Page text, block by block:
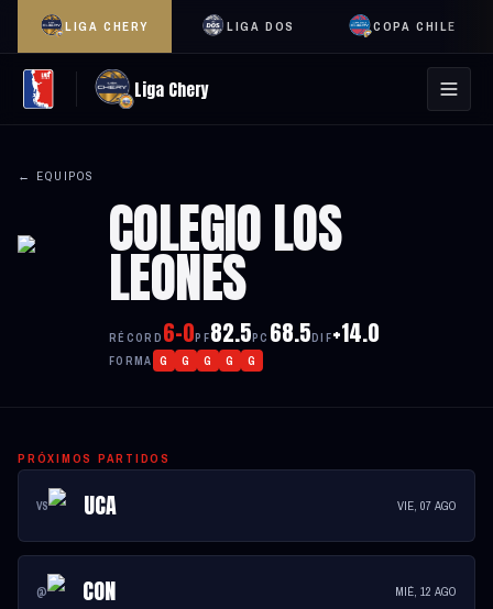
LIGA CHERY LIGA DOS COPA CHILE
Liga Chery
← EQUIPOS
COLEGIO LOS
LEONES
RÉCORD 6-0PF82.5PC 68.5DIF+14.0
FORMA G G G G G
PRÓXIMOS PARTIDOS
VS UCA VIE, 07 AGO
@ CON MIÉ, 12 AGO